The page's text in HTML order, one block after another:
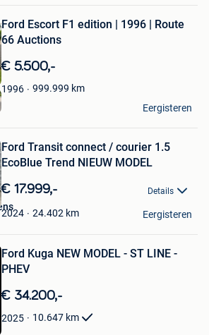
Ford Escort F1 edition | 1996 | Route
66 Auctions
€ 5.500,-
1996 999.999 km
Eergisteren
Ford Transit connect / courier 1.5
EcoBlue Trend NIEUW MODEL
€ 17.999,- Details
2024 24.402 km Eergisteren
Ford Kuga NEW MODEL - ST LINE -
PHEV
€ 34.200,-
2025 10.647 km